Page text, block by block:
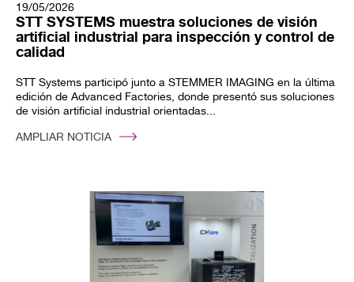
19/05/2026
STT SYSTEMS muestra soluciones de visión
artificial industrial para inspección y control de
calidad
STT Systems participó junto a STEMMER IMAGING en la última
edición de Advanced Factories, donde presentó sus soluciones
de visión artificial industrial orientadas...
AMPLIAR NOTICIA